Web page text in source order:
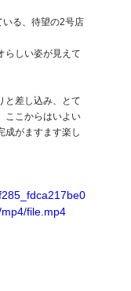
る、待望の2号店
らしい姿が見えて
と差し込み、とて
ここからはいよい
成がますます楽し
file.mp4